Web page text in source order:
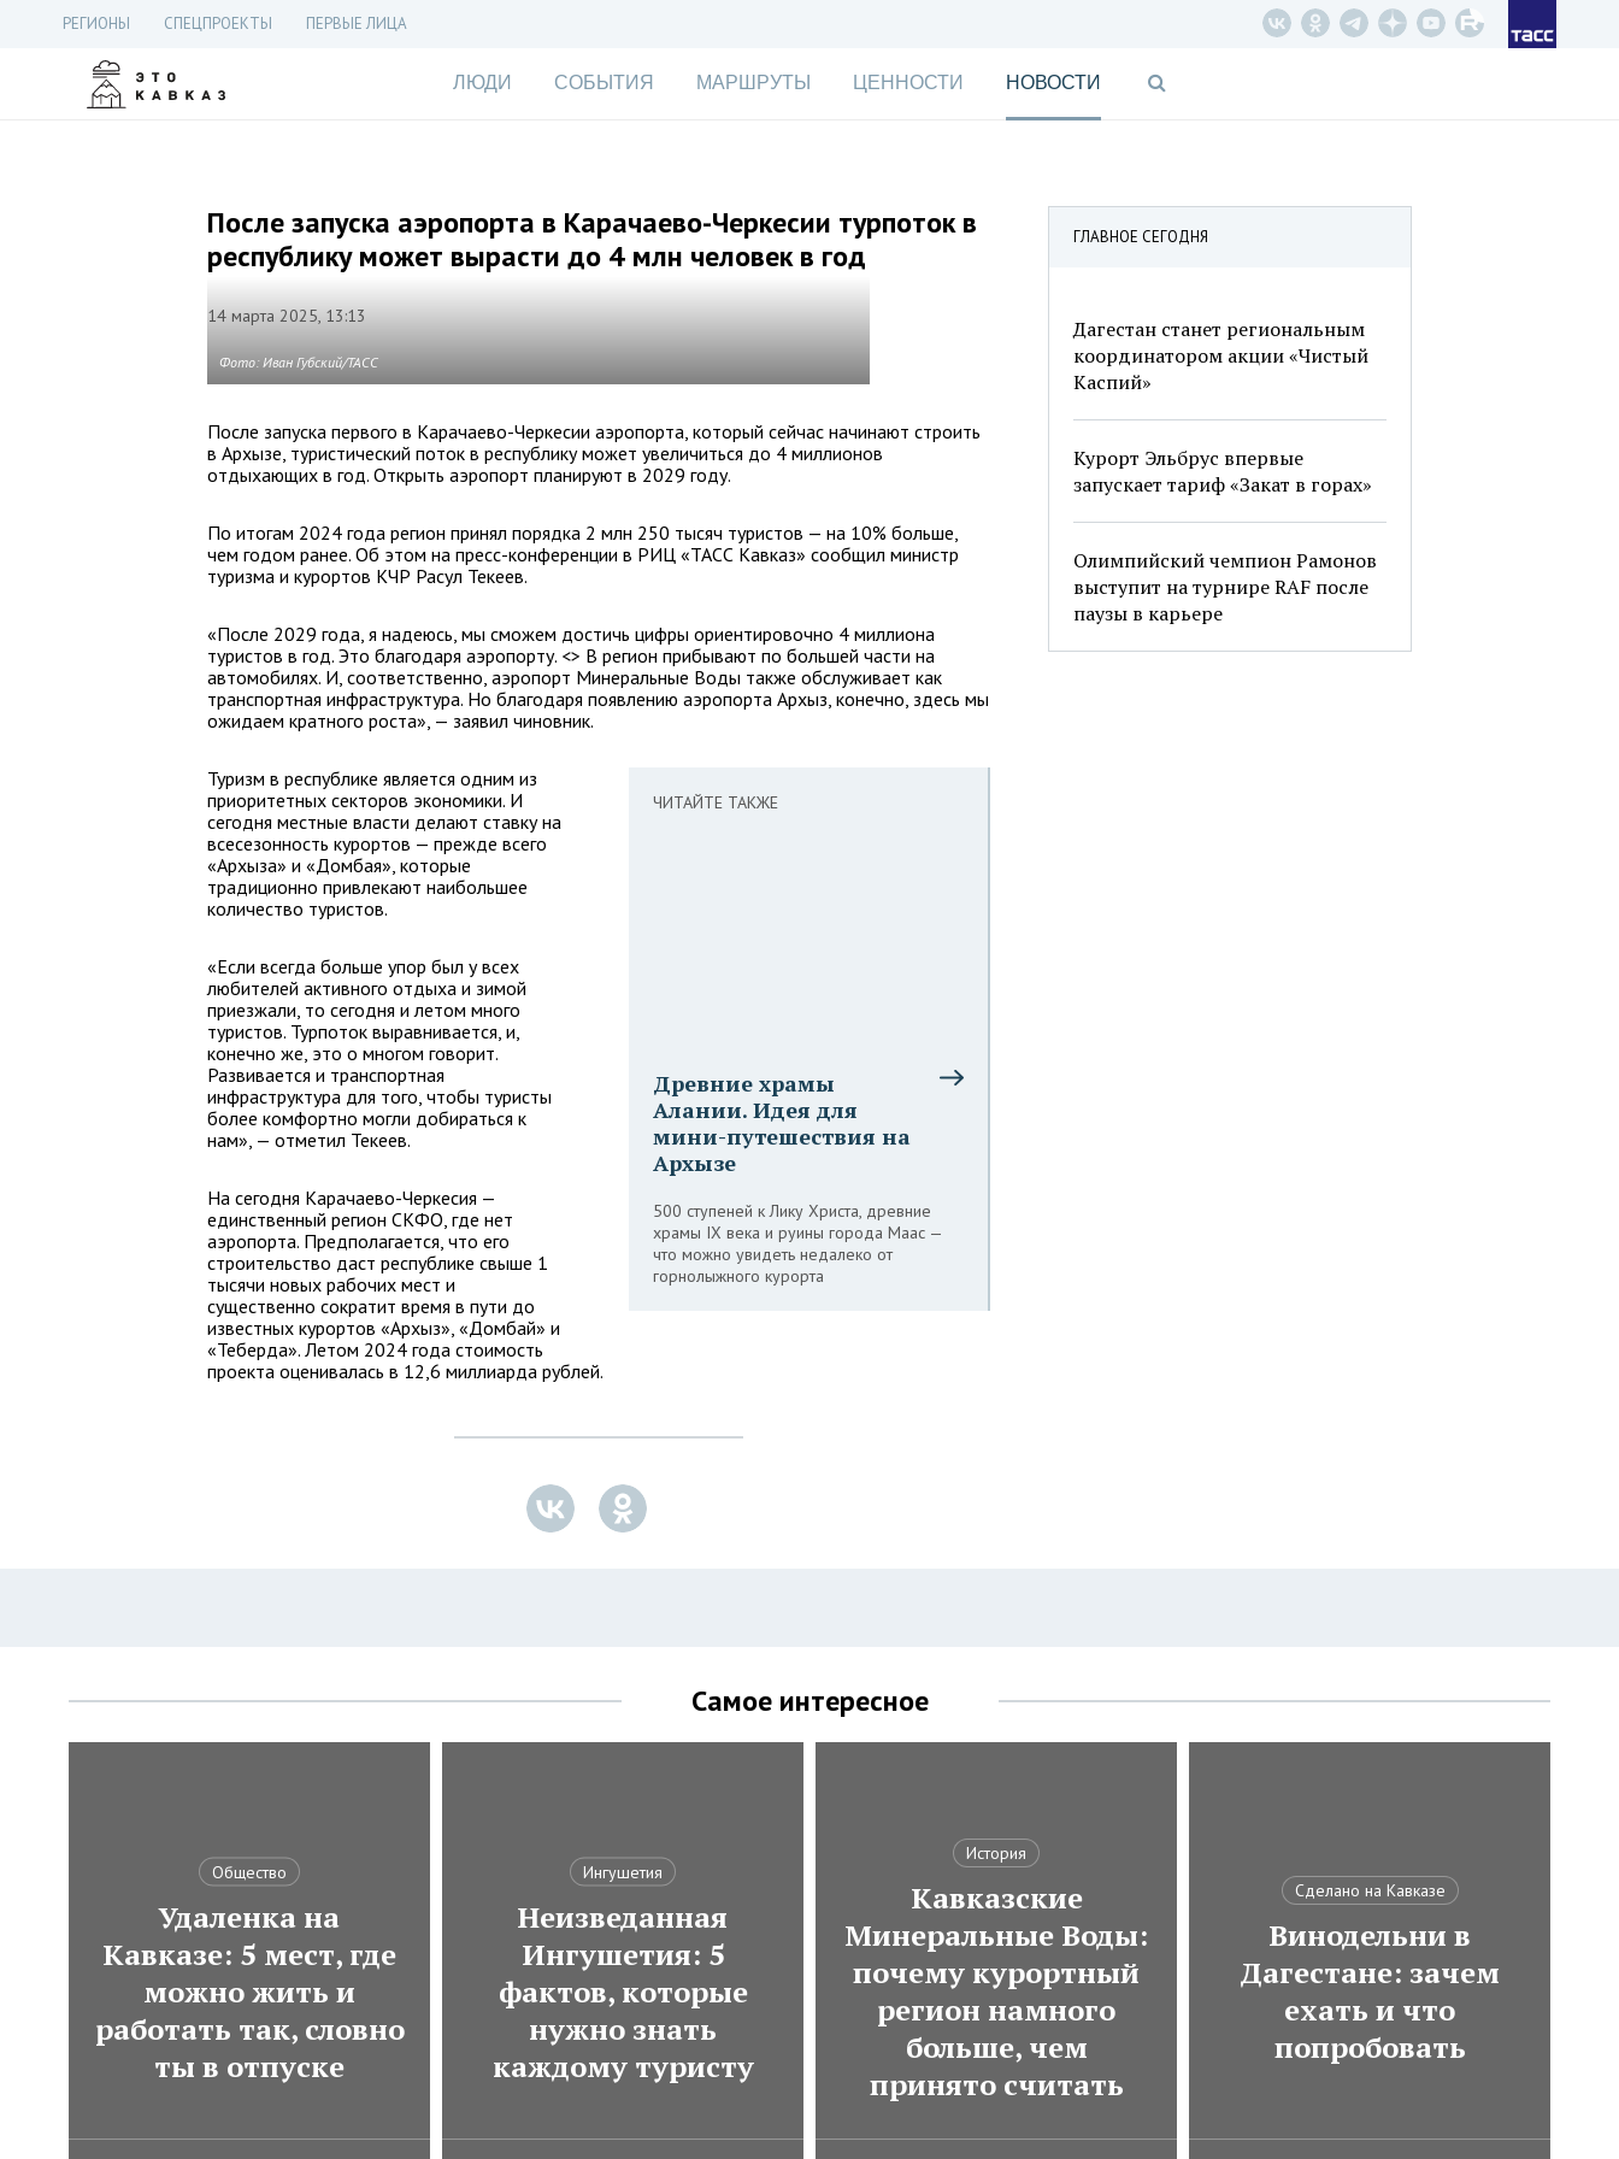
РЕГИОНЫ СПЕЦПРОЕКТЫ ПЕРВЫЕ ЛИЦА
ЛЮДИ СОБЫТИЯ МАРШРУТЫ ЦЕННОСТИ НОВОСТИ
ГЛАВНОЕ СЕГОДНЯ
Дагестан станет региональным
координатором акции «Чистый
Каспий»
Курорт Эльбрус впервые
запускает тариф «Закат в горах»
Олимпийский чемпион Рамонов
выступит на турнире RAF после
паузы в карьере
После запуска аэропорта в Карачаево-Черкесии турпоток в
республику может вырасти до 4 млн человек в год
14 марта 2025, 13:13
Фото: Иван Губский/ТАСС
После запуска первого в Карачаево-Черкесии аэропорта, который сейчас начинают строить
в Архызе, туристический поток в республику может увеличиться до 4 миллионов
отдыхающих в год. Открыть аэропорт планируют в 2029 году.
По итогам 2024 года регион принял порядка 2 млн 250 тысяч туристов — на 10% больше,
чем годом ранее. Об этом на пресс-конференции в РИЦ «ТАСС Кавказ» сообщил министр
туризма и курортов КЧР Расул Текеев.
«После 2029 года, я надеюсь, мы сможем достичь цифры ориентировочно 4 миллиона
туристов в год. Это благодаря аэропорту. <> В регион прибывают по большей части на
автомобилях. И, соответственно, аэропорт Минеральные Воды также обслуживает как
транспортная инфраструктура. Но благодаря появлению аэропорта Архыз, конечно, здесь мы
ожидаем кратного роста», — заявил чиновник.
ЧИТАЙТЕ ТАКЖЕ
Древние храмы
Алании. Идея для
мини-путешествия на
Архызе
500 ступеней к Лику Христа, древние
храмы IX века и руины города Маас —
что можно увидеть недалеко от
горнолыжного курорта
Туризм в республике является одним из
приоритетных секторов экономики. И
сегодня местные власти делают ставку на
всесезонность курортов — прежде всего
«Архыза» и «Домбая», которые
традиционно привлекают наибольшее
количество туристов.
«Если всегда больше упор был у всех
любителей активного отдыха и зимой
приезжали, то сегодня и летом много
туристов. Турпоток выравнивается, и,
конечно же, это о многом говорит.
Развивается и транспортная
инфраструктура для того, чтобы туристы
более комфортно могли добираться к
нам», — отметил Текеев.
На сегодня Карачаево-Черкесия —
единственный регион СКФО, где нет
аэропорта. Предполагается, что его
строительство даст республике свыше 1
тысячи новых рабочих мест и
существенно сократит время в пути до
известных курортов «Архыз», «Домбай» и
«Теберда». Летом 2024 года стоимость
проекта оценивалась в 12,6 миллиарда рублей.
Самое интересное
Общество
Удаленка на
Кавказе: 5 мест, где
можно жить и
работать так, словно
ты в отпуске
Ингушетия
Неизведанная
Ингушетия: 5
фактов, которые
нужно знать
каждому туристу
История
Кавказские
Минеральные Воды:
почему курортный
регион намного
больше, чем
принято считать
Сделано на Кавказе
Винодельни в
Дагестане: зачем
ехать и что
попробовать